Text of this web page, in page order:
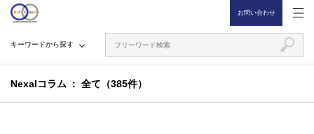
お問い合わせ
Nexalコラム 全て（385件）
キーワードから探す